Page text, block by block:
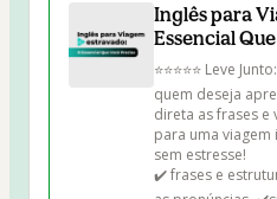
Inglês para
Essencial
⭐⭐⭐⭐⭐ Leve
quem deseja
direta as frases e
para uma
sem estresse!
✔️ frases e